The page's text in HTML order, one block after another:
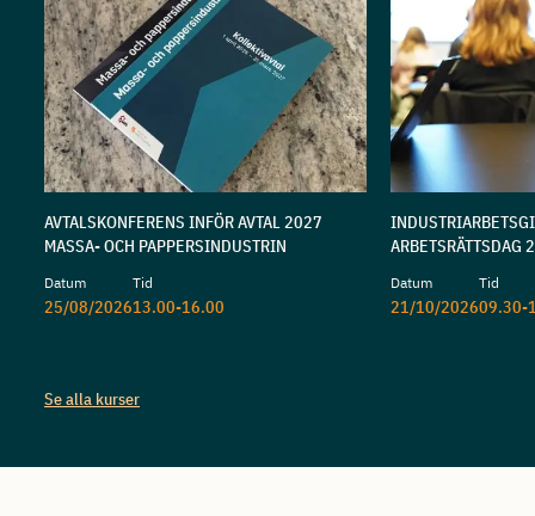
AVTALSKONFERENS INFÖR AVTAL 2027
MASSA- OCH PAPPERSINDUSTRIN
Datum
25/08/2026
Tid
13.00-16.00
ARBETSRÄTTSDAG
Datum
21/10/2026
Tid
09.30-
Se alla kurser